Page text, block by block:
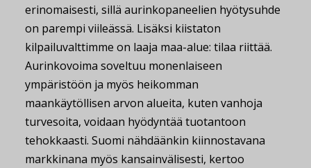
erinomaisesti, sillä aurinkopaneelien hyötysuhde
on parempi viileässä. Lisäksi kiistaton
kilpailuvalttimme on laaja maa-alue: tilaa riittää.
Aurinkovoima soveltuu monenlaiseen
ympäristöön ja myös heikomman
maankäytöllisen arvon alueita, kuten vanhoja
turvesoita, voidaan hyödyntää tuotantoon
tehokkaasti. Suomi nähdäänkin kiinnostavana
markkinana myös kansainvälisesti, kertoo